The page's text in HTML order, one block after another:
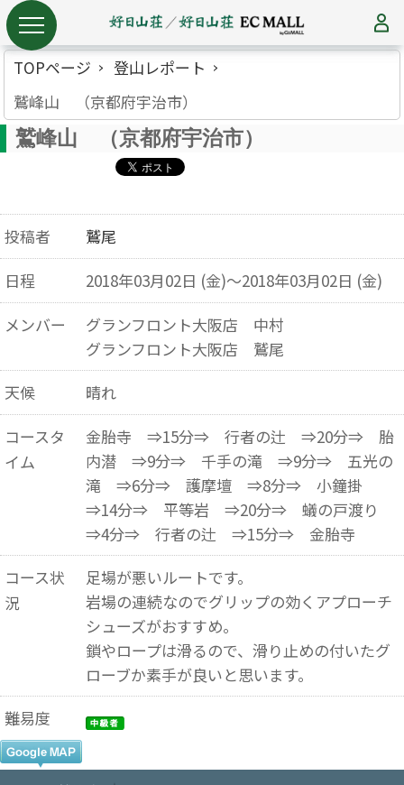
TOPページ
登山レポート
鷲峰山 （京都府宇治市）
鷲峰山 （京都府宇治市）
投稿者
鷲尾
日程
2018年03月02日 (金)～2018年03月02日 (金)
メンバー
グランフロント大阪店 中村
グランフロント大阪店 鷲尾
天候
晴れ
コースタ
イム
金胎寺 ⇒15分⇒ 行者の辻 ⇒20分⇒ 胎
内潜 ⇒9分⇒ 千手の滝 ⇒9分⇒ 五光の
滝 ⇒6分⇒ 護摩壇 ⇒8分⇒ 小鐘掛
⇒14分⇒ 平等岩 ⇒20分⇒ 蟻の戸渡り
⇒4分⇒ 行者の辻 ⇒15分⇒ 金胎寺
コース状
況
足場が悪いルートです。
岩場の連続なのでグリップの効くアプローチ
シューズがおすすめ。
鎖やロープは滑るので、滑り止めの付いたグ
ローブか素手が良いと思います。
難易度